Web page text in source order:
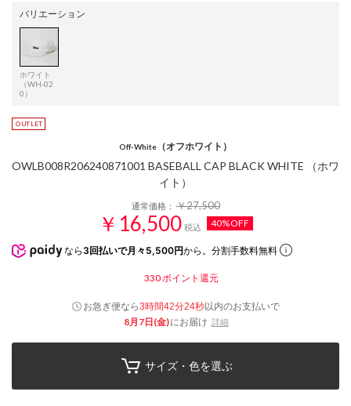
バリエーション
ホワイト
（WH-02
0）
Off-White （オフホワイト）
OWLB008R206240871001 BASEBALL CAP BLACK WHITE （ホワ
イト）
通常価格：￥27,500
￥16,500 税込 40%OFF
なら 3回払いで月々5,500円から。分割手数料無料
330 ポイント還元
お急ぎ便なら3時間42分24秒以内のお支払いで
8月7日(金)にお届け 詳細
サイズ・色を選ぶ